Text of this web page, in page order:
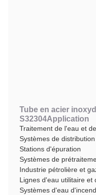
Tube en acier
S32304Application
Traitement de l'eau et
Systèmes de
Stations d'épuration
Systèmes de
Industrie pétrolière et
Lignes d'eau utilitaire et
Systèmes d'eau